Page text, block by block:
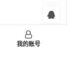
我的账号